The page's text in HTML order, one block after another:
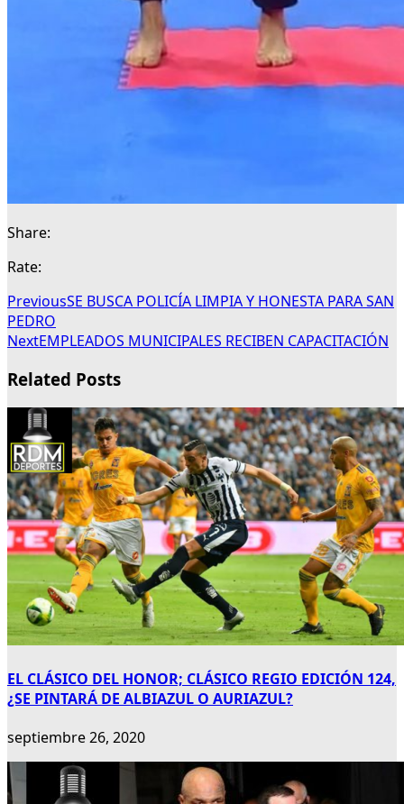
Share:
Rate:
PreviousSE BUSCA POLICÍA LIMPIA Y HONESTA PARA SAN
PEDRO
NextEMPLEADOS MUNICIPALES RECIBEN CAPACITACIÓN
Related Posts
EL CLÁSICO DEL HONOR; CLÁSICO REGIO EDICIÓN 124,
¿SE PINTARÁ DE ALBIAZUL O AURIAZUL?
septiembre 26, 2020